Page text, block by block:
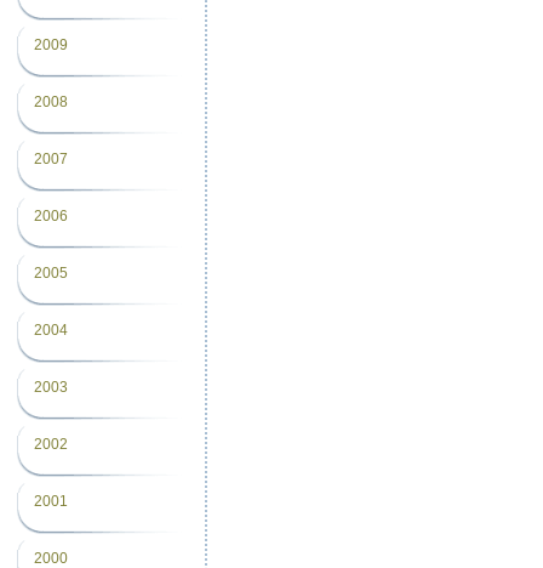
2009
2008
2007
2006
2005
2004
2003
2002
2001
2000